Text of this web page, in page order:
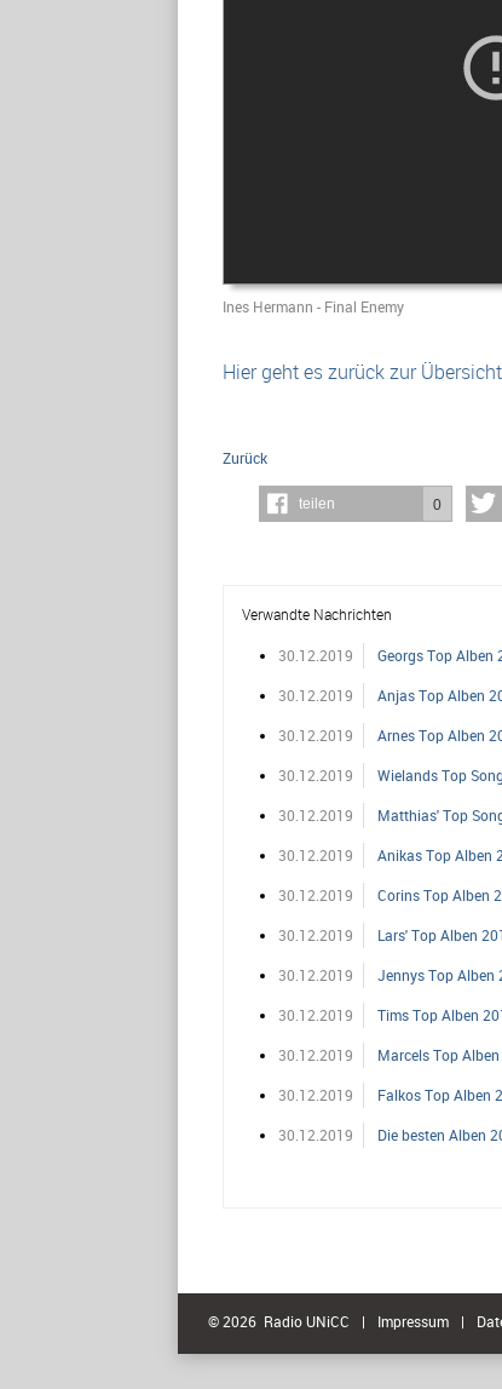
Ines Hermann - Final Enemy
Hier geht es zurück zur
Zurück
teilen 0
Verwandte Nachrichten
30.12.2019 Georgs Top Alben
30.12.2019 Anjas Top Alben
30.12.2019 Arnes Top Alben
30.12.2019 Wielands Top
30.12.2019 Matthias' Top
30.12.2019 Anikas Top Alben
30.12.2019 Corins Top Alben
30.12.2019 Lars' Top Alben
30.12.2019 Jennys Top Alben
30.12.2019 Tims Top Alben
30.12.2019 Marcels Top
30.12.2019 Falkos Top Alben
30.12.2019 Die besten Alben
© 2026 Radio UNiCC | Impressum |